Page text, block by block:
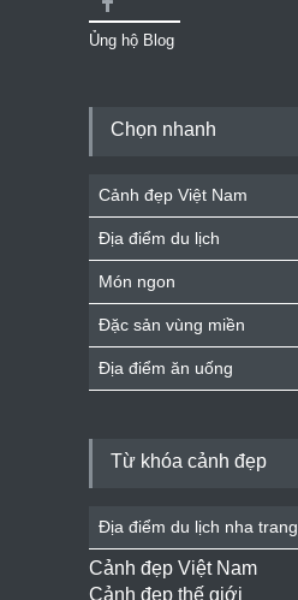
Ủng hộ Blog
Chọn nhanh
Cảnh đẹp Việt Nam
Địa điểm du lịch
Món ngon
Đặc sản vùng miền
Địa điểm ăn uống
Từ khóa cảnh đẹp
Địa điểm du lịch nha trang
Cảnh đẹp Việt Nam
Cảnh đẹp thế giới